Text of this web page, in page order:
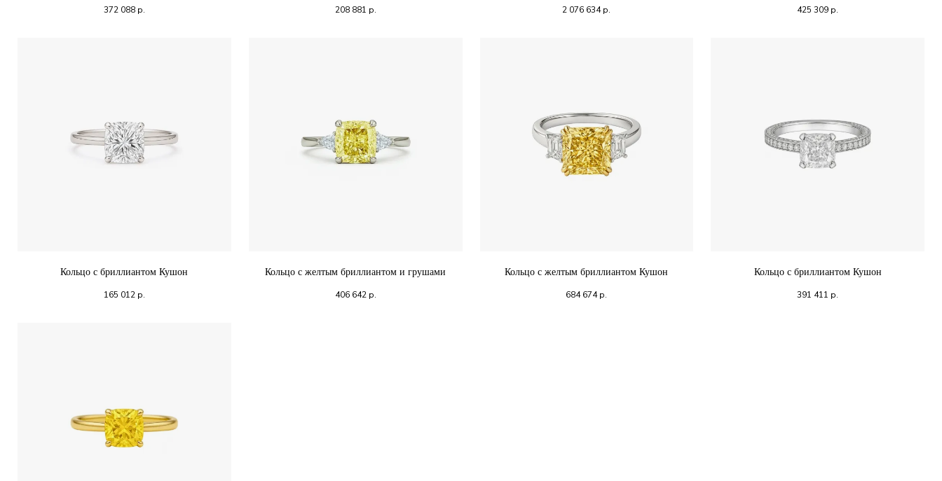
372 088р. 208 881 р. 2 076 634р. 425 309 р.
Кольцо с бриллиантом Кушон
165 012р.
Кольцо с желтым бриллиантом и грушами
406 642р.
Кольцо с желтым бриллиантом Кушон
684 674р.
Кольцо с бриллиантом Кушон
391 411 р.